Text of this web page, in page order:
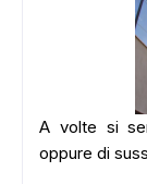
A volte si
oppure di